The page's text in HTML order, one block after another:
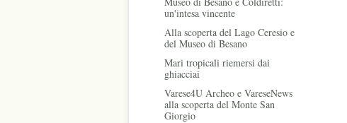
un'intesa vincente
Alla scoperta del Lago Ceresio e
del Museo di Besano
Mari tropicali riemersi dai
ghiacciai
Varese4U Archeo e VareseNews
alla scoperta del Monte San
Giorgio